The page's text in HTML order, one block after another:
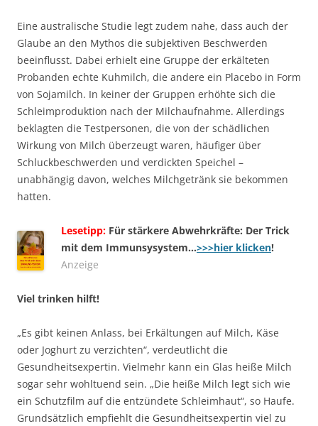
Eine australische Studie legt zudem nahe, dass auch der
Glaube an den Mythos die subjektiven Beschwerden
beeinflusst. Dabei erhielt eine Gruppe der erkälteten
Probanden echte Kuhmilch, die andere ein Placebo in Form
von Sojamilch. In keiner der Gruppen erhöhte sich die
Schleimproduktion nach der Milchaufnahme. Allerdings
beklagten die Testpersonen, die von der schädlichen
Wirkung von Milch überzeugt waren, häufiger über
Schluckbeschwerden und verdickten Speichel –
unabhängig davon, welches Milchgetränk sie bekommen
hatten.
Lesetipp: Für stärkere Abwehrkräfte: Der Trick
mit dem Immunsysystem…>>>hier klicken!
Anzeige
Viel trinken hilft!
„Es gibt keinen Anlass, bei Erkältungen auf Milch, Käse
oder Joghurt zu verzichten“, verdeutlicht die
Gesundheitsexpertin. Vielmehr kann ein Glas heiße Milch
sogar sehr wohltuend sein. „Die heiße Milch legt sich wie
ein Schutzfilm auf die entzündete Schleimhaut“, so Haufe.
Grundsätzlich empfiehlt die Gesundheitsexpertin viel zu